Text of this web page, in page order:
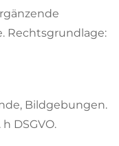
Rechtsgrundlage:
Bildgebungen.
DSGVO.